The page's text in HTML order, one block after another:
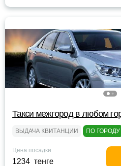
Такси межгород в любом
ВЫДАЧА КВИТАНЦИИ ПО ГОРОДУ
Цена посадки
1234 тенге